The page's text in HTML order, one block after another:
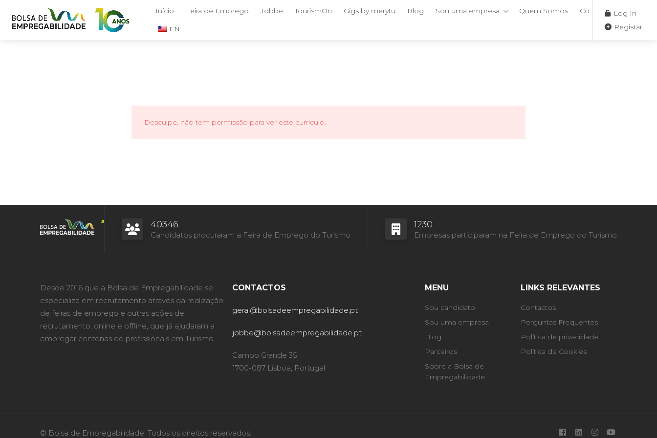
Início Feira de Emprego Jobbe TourismOn Gigs by merytu Blog Sou uma empresa Quem Somos Contactos
EN
Log In
Registar
Desculpe, não tem permissão para ver este currículo.
40346
Candidatos procuraram a Feira de Emprego do Turismo
1230
Empresas participaram na Feira de Emprego do Turismo
Desde 2016 que a Bolsa de Empregabilidade se
especializa em recrutamento através da realização
de feiras de emprego e outras ações de
recrutamento, online e offline, que já ajudaram a
empregar centenas de profissionais em Turismo.
CONTACTOS
geral@bolsadeempregabilidade.pt
jobbe@bolsadeempregabilidade.pt
Campo Grande 35
1700-087 Lisboa, Portugal
MENU
Sou candidato
Sou uma empresa
Blog
Parceiros
Sobre a Bolsa de
Empregabilidade
LINKS RELEVANTES
Contactos
Perguntas Frequentes
Política de privacidade
Política de Cookies
© Bolsa de Empregabilidade. Todos os direitos reservados.